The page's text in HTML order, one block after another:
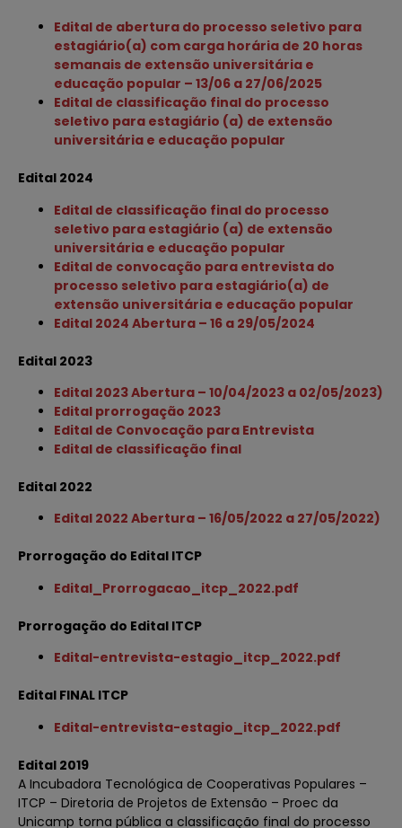
Edital de abertura do processo seletivo para
estagiário(a) com carga horária de 20 horas
semanais de extensão universitária e
educação popular – 13/06 a 27/06/2025
Edital de classificação final do processo
seletivo para estagiário (a) de extensão
universitária e educação popular
Edital 2024
Edital de classificação final do processo
seletivo para estagiário (a) de extensão
universitária e educação popular
Edital de convocação para entrevista do
processo seletivo para estagiário(a) de
extensão universitária e educação popular
Edital 2024 Abertura – 16 a 29/05/2024
Edital 2023
Edital 2023 Abertura – 10/04/2023 a 02/05/2023)
Edital prorrogação 2023
Edital de Convocação para Entrevista
Edital de classificação final
Edital 2022
Edital 2022 Abertura – 16/05/2022 a 27/05/2022)
Prorrogação do Edital ITCP
Edital_Prorrogacao_itcp_2022.pdf
Prorrogação do Edital ITCP
Edital-entrevista-estagio_itcp_2022.pdf
Edital FINAL ITCP
Edital-entrevista-estagio_itcp_2022.pdf
Edital 2019
A Incubadora Tecnológica de Cooperativas Populares –
ITCP – Diretoria de Projetos de Extensão – Proec da
Unicamp torna pública a classificação final do processo